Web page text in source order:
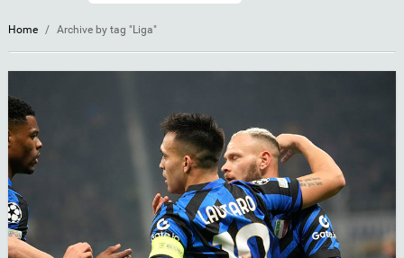
Home / Archive by tag "Liga"